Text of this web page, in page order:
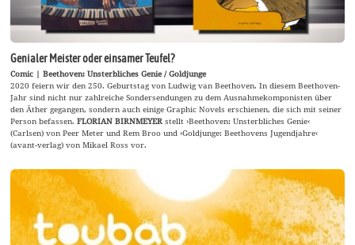
Genialer Meister oder einsamer Teufel?
Comic | Beethoven: Unsterbliches Genie / Goldjunge
2020 feiern wir den 250. Geburtstag von Ludwig van Beethoven. In diesem Beethoven-
Jahr sind nicht nur zahlreiche Sondersendungen zu dem Ausnahmekomponisten über
den Äther gegangen, sondern auch einige Graphic Novels erschienen, die sich mit seiner
Person befassen.FLORIAN BIRNMEYERstellt ›Beethoven: Unsterbliches Genie‹
(Carlsen) von Peer Meter und Rem Broo und ›Goldjunge: Beethovens Jugendjahre‹
(avant-verlag) von Mikael Ross vor.